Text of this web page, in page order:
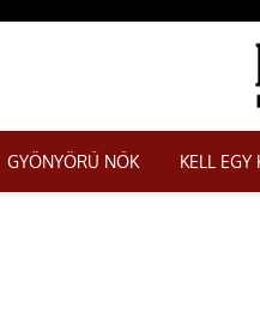
GYÖNYÖRŰ NŐK KELL EGY